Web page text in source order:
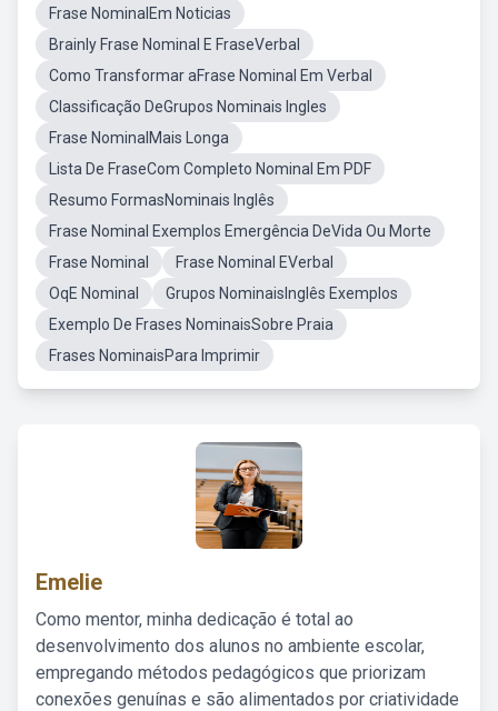
Frase NominalEm Noticias
Brainly Frase Nominal E FraseVerbal
Como Transformar aFrase Nominal Em Verbal
Classificação DeGrupos Nominais Ingles
Frase NominalMais Longa
Lista De FraseCom Completo Nominal Em PDF
Resumo FormasNominais Inglês
Frase Nominal Exemplos Emergência DeVida Ou Morte
Frase Nominal
Frase Nominal EVerbal
OqE Nominal
Grupos NominaisInglês Exemplos
Exemplo De Frases NominaisSobre Praia
Frases NominaisPara Imprimir
Emelie
Como mentor, minha dedicação é total ao
desenvolvimento dos alunos no ambiente escolar,
empregando métodos pedagógicos que priorizam
conexões genuínas e são alimentados por criatividade